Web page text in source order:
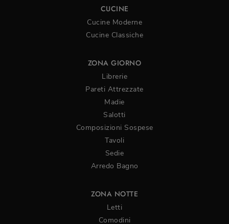
CUCINE
Cucine Moderne
Cucine Classiche
ZONA GIORNO
Librerie
Pareti Attrezzate
Madie
Salotti
Composizioni Sospese
Tavoli
Sedie
Arredo Bagno
ZONA NOTTE
Letti
Comodini